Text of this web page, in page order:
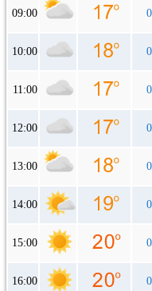
09:00
10:00
11:00
12:00
13:00
14:00
15:00
16:00